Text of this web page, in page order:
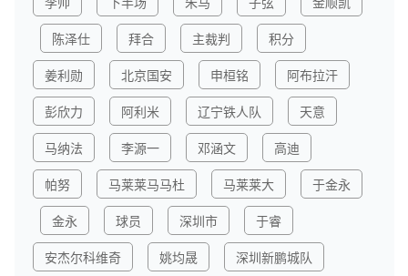
陈泽仕
拜合 主裁判
积分
姜利勋
北京国安 申桓铭
阿布拉汗
彭欣力
阿利米 辽宁铁人队
天意
马纳法
李源一 邓涵文
高迪
帕努
马莱莱马马杜 马莱莱大
于金永
金永
球员 深圳市
于睿
安杰尔科维奇
姚均晟
深圳新鹏城队